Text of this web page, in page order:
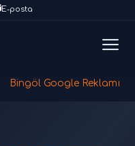
E-posta
Bingöl Google Reklamı